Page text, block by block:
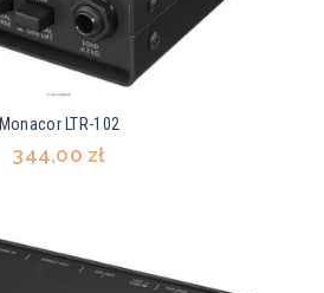
Monacor LTR-102
344,00 zł